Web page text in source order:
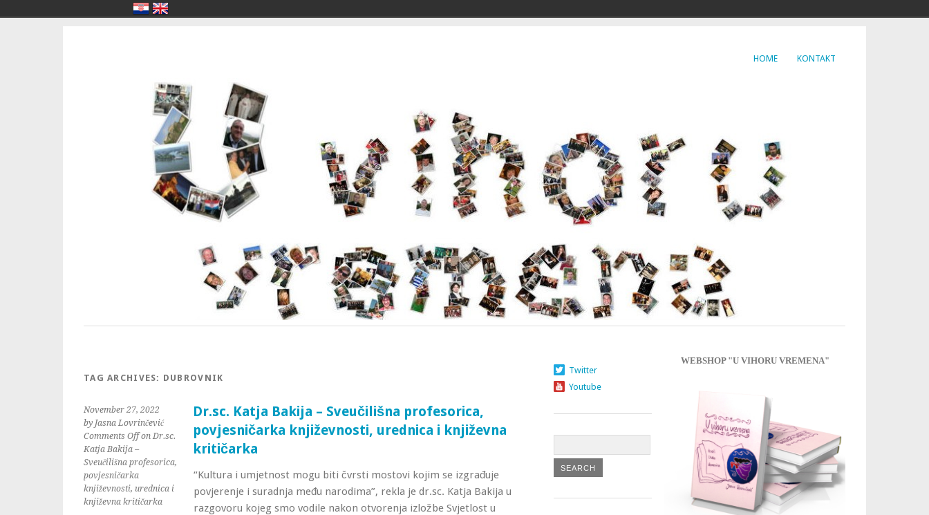
HOME KONTAKT
TAG ARCHIVES: DUBROVNIK
November 27, 2022
by Jasna Lovrinčević
Comments Offon Dr.sc.
Katja Bakija –
Sveučilišna profesorica,
povjesničarka
književnosti, urednica i
književna kritičarka
Dr.sc. Katja Bakija – Sveučilišna profesorica,
povjesničarka književnosti, urednica i književna
kritičarka
“Kultura i umjetnost mogu biti čvrsti mostovi kojim se izgrađuje
povjerenje i suradnja među narodima”, rekla je dr.sc. Katja Bakija u
razgovoru kojeg smo vodile nakon otvorenja izložbe Svjetlost u
Twitter
Youtube
WEBSHOP "U VIHORU VREMENA"